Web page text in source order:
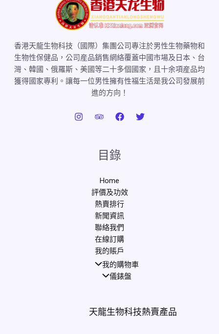
香港天龍生物科技（國際）集團公司專注於男性生物藥物和
生物性保健品，公司産品銷售網絡覆蓋中國市場及日本、台
灣、韓國、俄羅斯、美國等二十多個國家，且十余項産品均
獲得國家專利。讓每一位男性擁有性福生活是我公司發展前
進的方向！
目錄
Home
評價及功效
熱賣排行
新聞資訊
聯絡我們
在線訂購
我的賬戶
我的購物車
儀錶盤
天龍生物科技熱賣產品